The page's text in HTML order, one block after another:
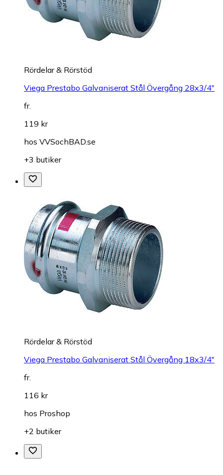
Rördelar & Rörstöd
Viega Prestabo Galvaniserat Stål Övergång 28x3/4"
fr.
119 kr
hos VVSochBAD.se
+3 butiker
Rördelar & Rörstöd
Viega Prestabo Galvaniserat Stål Övergång 18x3/4"
fr.
116 kr
hos Proshop
+2 butiker